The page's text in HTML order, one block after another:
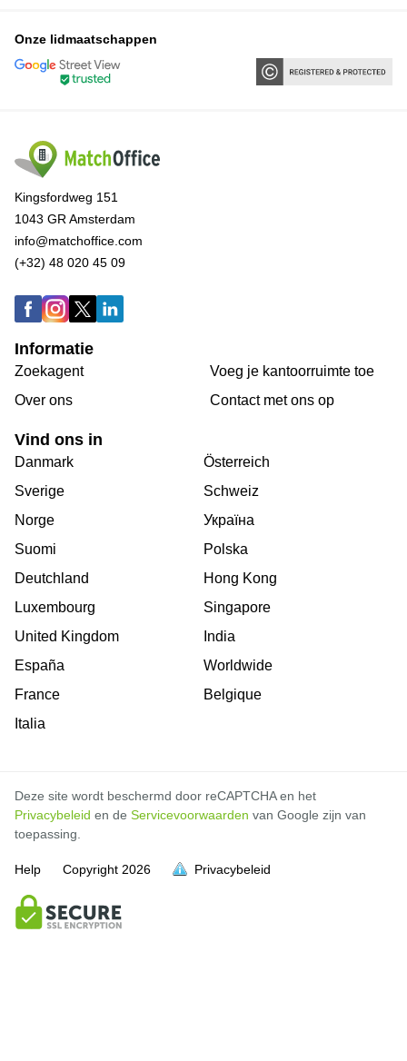
Onze lidmaatschappen
Kingsfordweg 151
1043 GR Amsterdam
info@matchoffice.com
(+32) 48 020 45 09
Informatie
Zoekagent
Over ons
Voeg je kantoorruimte toe
Сontact met ons op
Vind ons in
Danmark
Sverige
Norge
Suomi
Deutchland
Luxembourg
United Kingdom
España
France
Italia
Österreich
Schweiz
Україна
Polska
Hong Kong
Singapore
India
Worldwide
Belgique
Deze site wordt beschermd door reCAPTCHA en het
Privacybeleid en de Servicevoorwaarden van Google zijn van
toepassing.
Help Copyright 2026 Privacybeleid